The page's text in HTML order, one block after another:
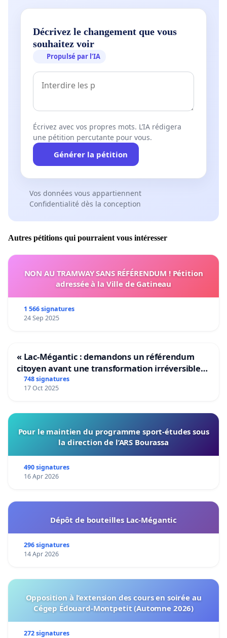
Décrivez le changement que vous
souhaitez voir
Propulsé par l’IA
Écrivez avec vos propres mots. L’IA rédigera
une pétition percutante pour vous.
Générer la pétition
Vos données vous appartiennent
Confidentialité dès la conception
Autres pétitions qui pourraient vous intéresser
NON AU TRAMWAY SANS RÉFÉRENDUM ! Pétition
adressée à la Ville de Gatineau
1 566 signatures
24 Sep 2025
« Lac-Mégantic : demandons un référendum
citoyen avant une transformation irréversible
de notre territoire »
748 signatures
17 Oct 2025
Pour le maintien du programme sport-études sous
la direction de l’ARS Bourassa
490 signatures
16 Apr 2026
Dépôt de bouteilles Lac-Mégantic
296 signatures
14 Apr 2026
Opposition à l’extension des cours en soirée au
Cégep Édouard-Montpetit (Automne 2026)
272 signatures